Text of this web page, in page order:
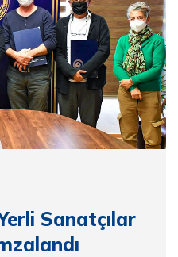
Sanatçılar